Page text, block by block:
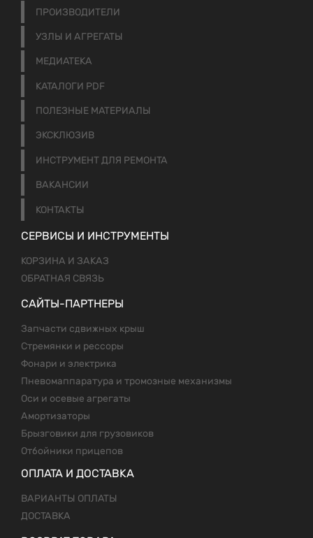
ПРОИЗВОДИТЕЛИ
УЗЛЫ И АГРЕГАТЫ
МЕДИАТЕКА
КАТАЛОГИ PDF
ПОЛЕЗНЫЕ МАТЕРИАЛЫ
ЭКСКЛЮЗИВ
ИНСТРУМЕНТ ДЛЯ РЕМОНТА
ВАКАНСИИ
КОНТАКТЫ
СЕРВИСЫ И ИНСТРУМЕНТЫ
КОРЗИНА И ЗАКАЗ
ОБРАТНАЯ СВЯЗЬ
САЙТЫ-ПАРТНЕРЫ
Запчасти сдвижных крыш
Стремянки и рессоры
Фонари и электрика
Пневомаппаратура и тромозные механизмы
Оси и осевые агрегаты
Амортизаторы
Брызговики для грузовиков
Отбойники прицепов
ОПЛАТА И ДОСТАВКА
ВАРИАНТЫ ОПЛАТЫ
ДОСТАВКА